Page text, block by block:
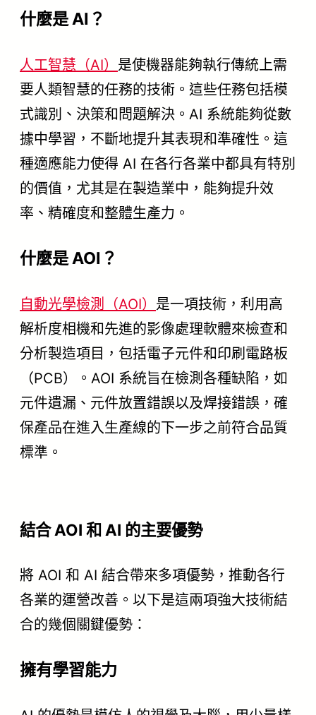
什麼是 AI？
人工智慧（AI） 是使機器能夠執行傳統上需
要人類智慧的任務的技術。這些任務包括模
式識別、決策和問題解決。AI 系統能夠從數
據中學習，不斷地提升其表現和準確性。這
種適應能力使得 AI 在各行各業中都具有特別
的價值，尤其是在製造業中，能夠提升效
率、精確度和整體生產力。
什麼是 AOI？
自動光學檢測（AOI） 是一項技術，利用高
解析度相機和先進的影像處理軟體來檢查和
分析製造項目，包括電子元件和印刷電路板
（PCB）。AOI 系統旨在檢測各種缺陷，如
元件遺漏、元件放置錯誤以及焊接錯誤，確
保產品在進入生產線的下一步之前符合品質
標準。
結合 AOI 和 AI 的主要優勢
將 AOI 和 AI 結合帶來多項優勢，推動各行
各業的運營改善。以下是這兩項強大技術結
合的幾個關鍵優勢：
擁有學習能力